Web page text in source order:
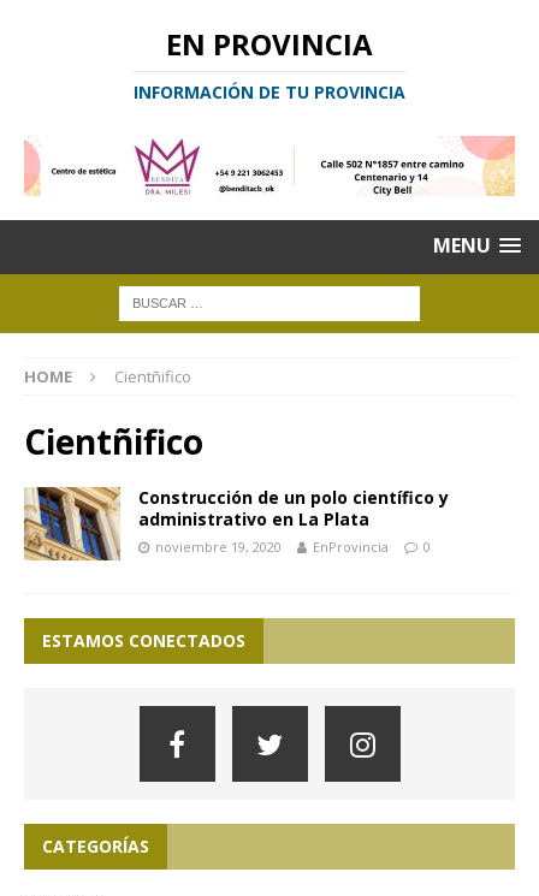
EN PROVINCIA
INFORMACIÓN DE TU PROVINCIA
MENU
HOME Cientñifico
Cientñifico
Construcción de un polo científico y
administrativo en La Plata
noviembre 19, 2020 EnProvincia 0
ESTAMOS CONECTADOS
CATEGORÍAS